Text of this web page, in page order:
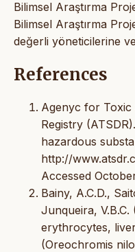
Bilimsel Araştırma
Bilimsel Araştırma
değerli yöneticilerine
References
Agenyc for Toxic
Registry
hazardous
http://
Accessed
Bainy, A.C.D.,
Junqueira, V.B.C.
erythrocytes,
(Oreochromis